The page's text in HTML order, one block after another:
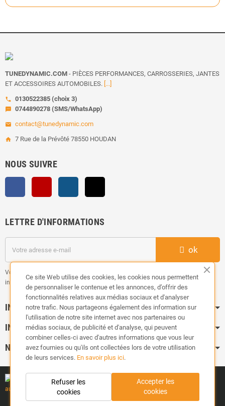
TUNEDYNAMIC.COM - PIÈCES PERFORMANCES, CARROSSERIES, JANTES
ET ACCESSOIRES AUTOMOBILES. [...]
call 0130522385 (choix 3)
sms 0744890278 (SMS/WhatsApp)
email contact@tunedynamic.com
home 7 Rue de la Prévôté 78550 HOUDAN
NOUS SUIVRE
LETTRE D'INFORMATIONS
ok
Vous pouvez vous désinscrire à tout moment. Vous trouverez pour cela nos
informations de contact dans les conditions d'utilisation du site.
INFORMATION
INFOS PRATIQUES
NOS CATÉGORIES
Copyright ©TUNEDYNAMIC| Tous droits réservés.
Ce site Web utilise des cookies, les cookies nous permettent
de personnaliser le contenue et les annonces, d’offrir des
fonctionnalités relatives aux médias sociaux et d'analyser
notre trafic. Nous partageons également des information sur
l'utilisation de notre site internet avec nos partenaires ou
médias sociaux, de publicité et d'analyse, qui peuvent
combiner celles-ci avec d'autres informations que vous leur
avez fournies ou qu'ils ont collectées lors de votre utilisation
de leurs services. En savoir plus ici.
Accepter les
cookies
Refuser les
cookies